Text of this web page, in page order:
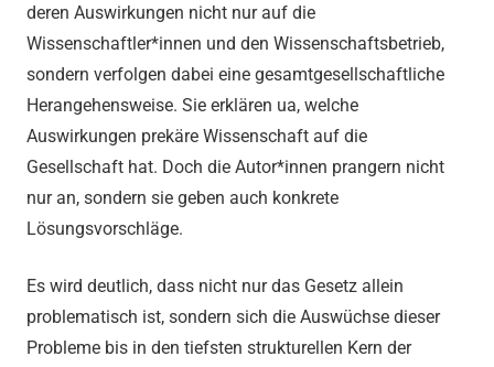
deren Auswirkungen nicht nur auf die
Wissenschaftler*innen und den Wissenschaftsbetrieb,
sondern verfolgen dabei eine gesamtgesellschaftliche
Herangehensweise. Sie erklären ua, welche
Auswirkungen prekäre Wissenschaft auf die
Gesellschaft hat. Doch die Autor*innen prangern nicht
nur an, sondern sie geben auch konkrete
Lösungsvorschläge.
Es wird deutlich, dass nicht nur das Gesetz allein
problematisch ist, sondern sich die Auswüchse dieser
Probleme bis in den tiefsten strukturellen Kern der